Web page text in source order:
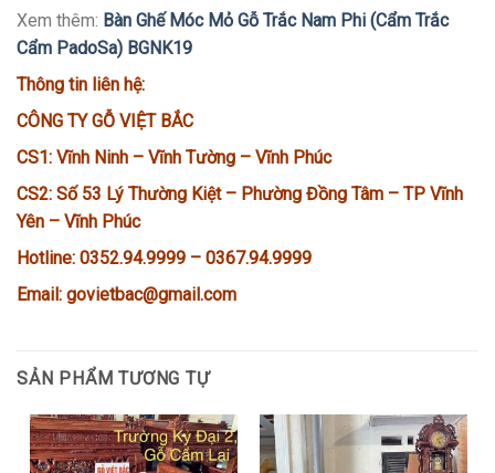
Xem thêm: Bàn Ghế Móc Mỏ Gỗ Trắc Nam Phi (Cẩm Trắc
Cẩm PadoSa) BGNK19
Thông tin liên hệ:
CÔNG TY GỖ VIỆT BẮC
CS1: Vĩnh Ninh – Vĩnh Tường – Vĩnh Phúc
CS2: Số 53 Lý Thường Kiệt – Phường Đồng Tâm – TP Vĩnh
Yên – Vĩnh Phúc
Hotline: 0352.94.9999 – 0367.94.9999
Email: govietbac@gmail.com
SẢN PHẨM TƯƠNG TỰ